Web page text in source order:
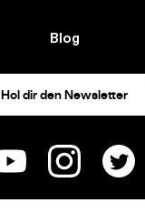
Blog
Hol dir den Newsletter